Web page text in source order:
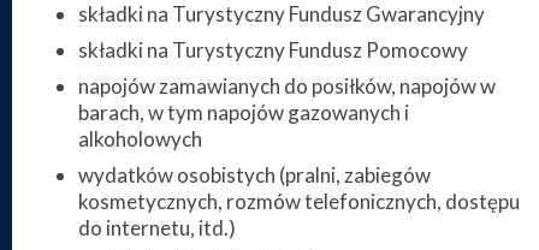
składki na Turystyczny Fundusz Gwarancyjny
składki na Turystyczny Fundusz Pomocowy
napojów zamawianych do posiłków, napojów w
barach, w tym napojów gazowanych i
alkoholowych
wydatków osobistych (pralni, zabiegów
kosmetycznych, rozmów telefonicznych, dostępu
do internetu, itd.)